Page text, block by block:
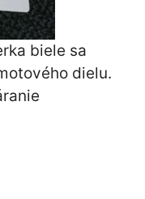
biele sa
dielu.